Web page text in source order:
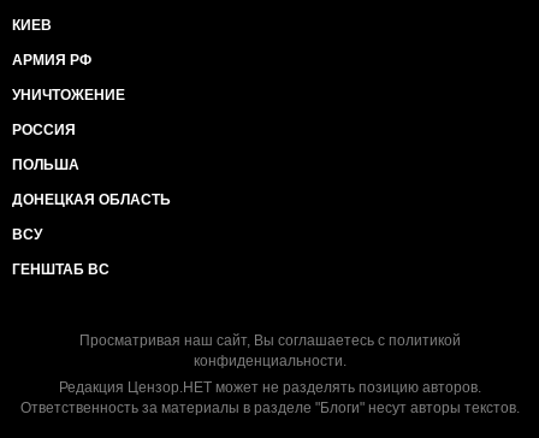
КИЕВ
АРМИЯ РФ
УНИЧТОЖЕНИЕ
РОССИЯ
ПОЛЬША
ДОНЕЦКАЯ ОБЛАСТЬ
ВСУ
ГЕНШТАБ ВС
Просматривая наш сайт, Вы соглашаетесь с политикой
конфиденциальности.
Редакция Цензор.НЕТ может не разделять позицию авторов.
Ответственность за материалы в разделе "Блоги" несут авторы текстов.